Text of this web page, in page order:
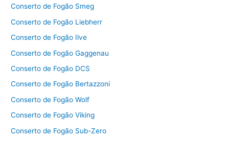
Conserto de Fogão Smeg
Conserto de Fogão Liebherr
Conserto de Fogão Ilve
Conserto de Fogão Gaggenau
Conserto de Fogão DCS
Conserto de Fogão Bertazzoni
Conserto de Fogão Wolf
Conserto de Fogão Viking
Conserto de Fogão Sub-Zero